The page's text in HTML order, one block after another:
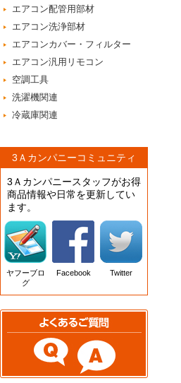
エアコン配管用部材
エアコン洗浄部材
エアコンカバー・フィルター
エアコン汎用リモコン
空調工具
洗濯機関連
冷蔵庫関連
3Ａカンパニーコミュニティ
3Ａカンパニースタッフがお得
商品情報や日常を更新してい
ます。
ヤフーブロ
グ
Facebook Twitter